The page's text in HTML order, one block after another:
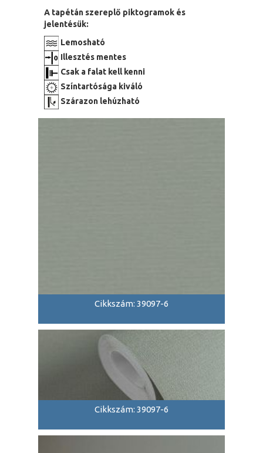
A tapétán szereplő piktogramok és
jelentésük:
Lemosható
Illesztés mentes
Csak a falat kell kenni
Színtartósága kiváló
Szárazon lehúzható
Cikkszám: 39097-6
Cikkszám: 39097-6